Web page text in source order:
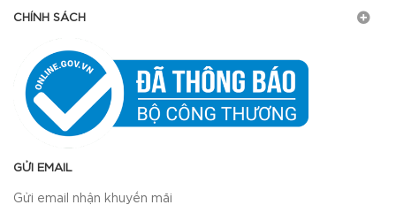
CHÍNH SÁCH
GỬI EMAIL
Gửi email nhận khuyến mãi